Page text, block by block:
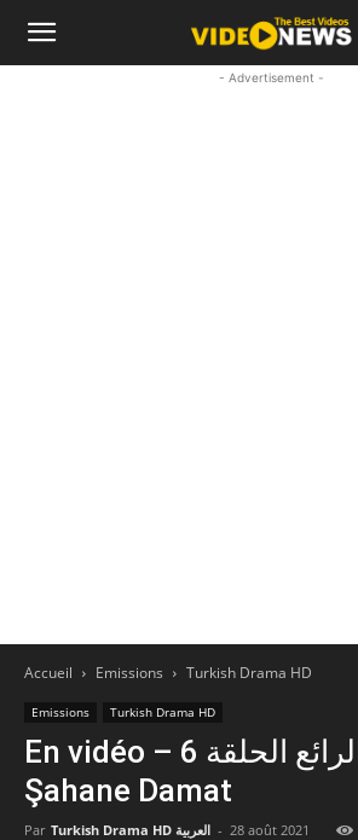
- Advertisement -
Accueil Emissions Turkish Drama HD
Emissions Turkish Drama HD
En vidéo – العريس الرائع الحلقة 6 |
Şahane Damat
Par Turkish Drama HD العربية - 28 août 2021